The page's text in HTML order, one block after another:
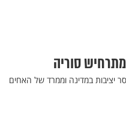
סוריה
יציבות במדינה וממרד של האחים